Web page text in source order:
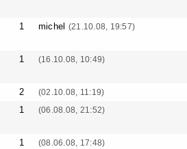
1 michel (21.10.08, 19:57)
1 (16.10.08, 10:49)
2 (02.10.08, 11:19)
1 (06.08.08, 21:52)
1 (08.06.08, 17:48)